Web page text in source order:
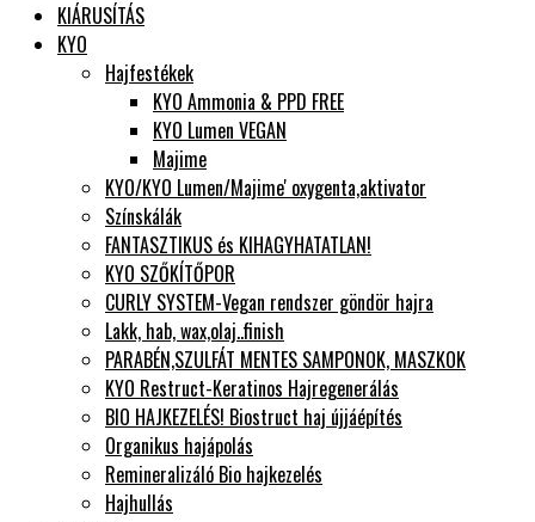
KIÁRUSÍTÁS
KYO
Hajfestékek
KYO Ammonia & PPD FREE
KYO Lumen VEGAN
Majime
KYO/KYO Lumen/Majime' oxygenta,aktivator
Színskálák
FANTASZTIKUS és KIHAGYHATATLAN!
KYO SZŐKÍTŐPOR
CURLY SYSTEM-Vegan rendszer göndör hajra
Lakk, hab, wax,olaj..finish
PARABÉN,SZULFÁT MENTES SAMPONOK, MASZKOK
KYO Restruct-Keratinos Hajregenerálás
BIO HAJKEZELÉS! Biostruct haj újjáépítés
Organikus hajápolás
Remineralizáló Bio hajkezelés
Hajhullás